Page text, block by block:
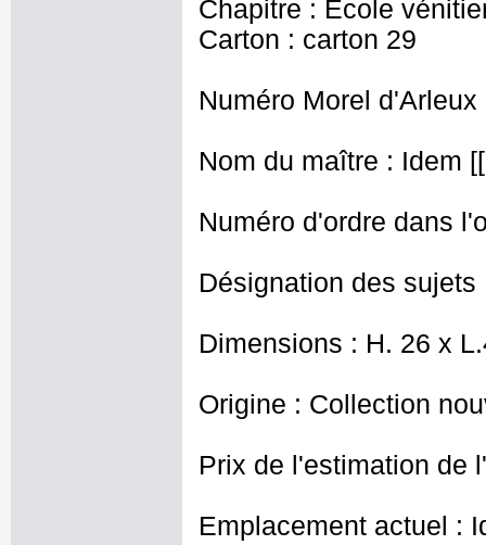
Chapitre : Ecole
Carton : carton 29
Numéro Morel d'Arleux
Nom du maître : Idem
Numéro d'ordre dans
Désignation des
Dimensions : H. 26 x
Origine : Collection
Prix de l'estimation de
Emplacement actuel :